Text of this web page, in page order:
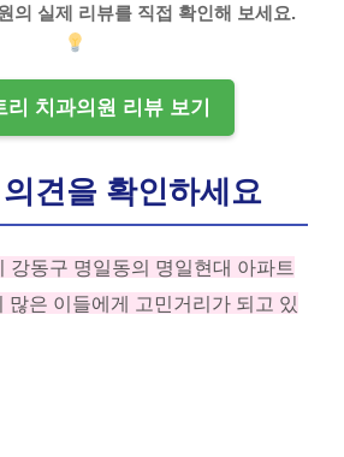
의 실제 리뷰를 직접 확인해 보세요.
리 치과의원 리뷰 보기
견을 확인하세요
강동구 명일동의 명일현대 아파트
많은 이들에게 고민거리가 되고 있